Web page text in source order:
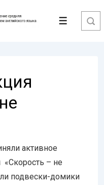
Меню
активное
«Скорость – не
подвески-домики